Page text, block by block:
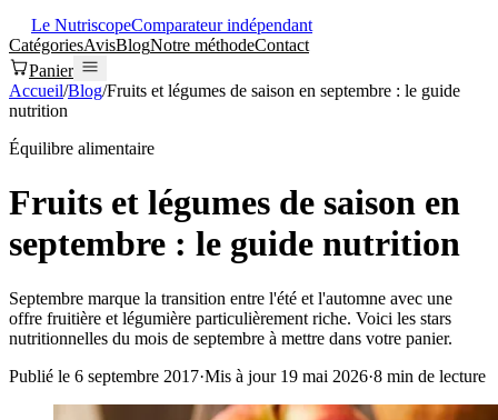
Le NutriscopeComparateur indépendant
CatégoriesAvisBlogNotre méthodeContact
Panier
Accueil/Blog/Fruits et légumes de saison en septembre : le guide
nutrition
Équilibre alimentaire
Fruits et légumes de saison en
septembre : le guide nutrition
Septembre marque la transition entre l'été et l'automne avec une
offre fruitière et légumière particulièrement riche. Voici les stars
nutritionnelles du mois de septembre à mettre dans votre panier.
Publié le 6 septembre 2017·Mis à jour 19 mai 2026·8 min de lecture